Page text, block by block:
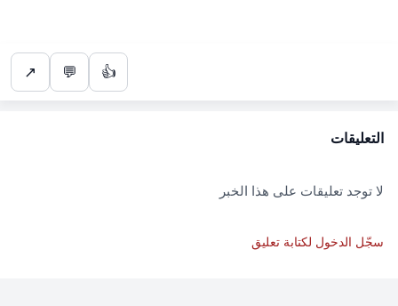
👍
💬
↗
التعليقات
لا توجد تعليقات على هذا الخبر
سجّل الدخول لكتابة تعليق